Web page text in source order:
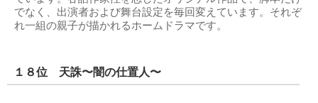
でなく、出演者および舞台設定を毎回変えています。それぞ
れ一組の親子が描かれるホームドラマです。
１８位 天誅〜闇の仕置人〜